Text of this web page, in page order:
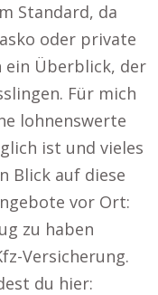
Standard, da
oder private
ein Überblick, der
Für mich
lohnenswerte
ist und vieles
Blick auf diese
vor Ort:
zu haben
Versicherung.
du hier: